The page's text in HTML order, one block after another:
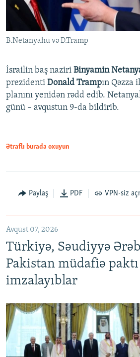
B.Netanyahu və D.Tramp
İsrailin baş naziri Binyamin
prezidenti Donald Trampın Qəzza
planını yenidən rədd edib.
günü – avqustun 9-da bildirib.
Ətraflı burada oxuyun
Paylaş PDF VPN-siz
Avqust 07, 2026
Türkiyə, Səudiyyə
Pakistan müdafiə paktı
imzalayıblar